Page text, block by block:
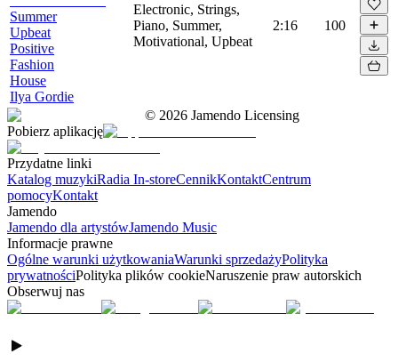
Summer
Upbeat
Positive
Fashion
House
Ilya Gordie
Electronic, Strings,
Piano, Summer,
Motivational, Upbeat
2:16 100
© 2026 Jamendo Licensing
Pobierz aplikację
Przydatne linki
Katalog muzykiRadia In-storeCennikKontaktCentrum
pomocyKontakt
Jamendo
Jamendo dla artystówJamendo Music
Informacje prawne
Ogólne warunki użytkowaniaWarunki sprzedażyPolityka
prywatnościPolityka plików cookieNaruszenie praw autorskich
Obserwuj nas